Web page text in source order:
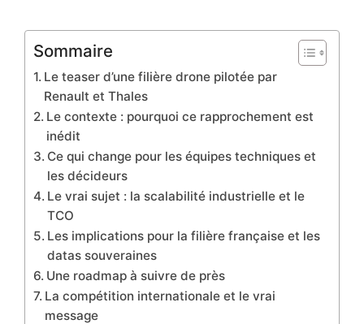
Sommaire
Le teaser d’une filière drone pilotée par
Renault et Thales
Le contexte : pourquoi ce rapprochement est
inédit
Ce qui change pour les équipes techniques et
les décideurs
Le vrai sujet : la scalabilité industrielle et le
TCO
Les implications pour la filière française et les
datas souveraines
Une roadmap à suivre de près
La compétition internationale et le vrai
message